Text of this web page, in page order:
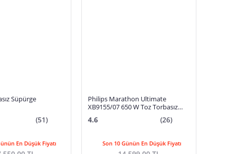
Süpürge
(51)
En Düşük Fiyatı
Philips Marathon Ultimate
XB9155/07 650 W Toz Torbasız
4.6 (26)
Son 10 Günün En Düşük Fiyatı